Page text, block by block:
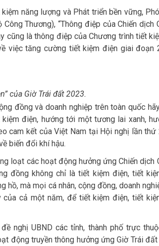
năng lượng và Phát triển bền vững,
Thương), “Thông điệp của Chiến dịch
cũng là thông điệp của Chương trình tiết
việc tăng cường tiết kiệm điện giai đoạn
của Giờ Trái đất 2023.
đồng và doanh nghiệp trên toàn quốc
điện, hướng tới một tương lai xanh,
cam kết của Việt Nam tại Hội nghị lần thứ
biến đổi khí hậu.
loạt các hoạt động hưởng ứng Chiến dịch
đồng không chỉ là tiết kiệm điện, tiết
mà mọi cá nhân, cộng đồng, doanh
cả một năm, để tiết kiệm điện, tiết
nghị UBND các tỉnh, thành phố trực
động truyền thông hưởng ứng Giờ Trái đất